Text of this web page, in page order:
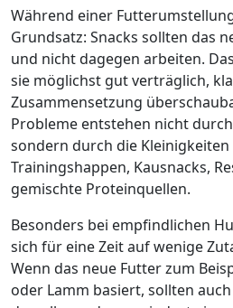
Während einer
Grundsatz: Snacks sollten das
und nicht dagegen arbeiten.
sie möglichst gut verträglich,
Zusammensetzung
Probleme entstehen nicht
sondern durch die
Trainingshappen, Kausnacks,
gemischte Proteinquellen.
Besonders bei empfindlichen
sich für eine Zeit auf wenige
Wenn das neue Futter zum
oder Lamm basiert, sollten